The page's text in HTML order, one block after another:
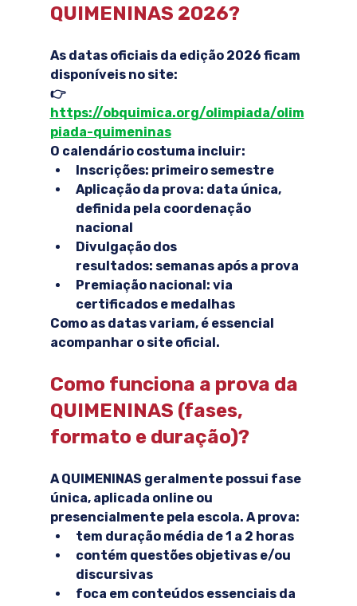
QUIMENINAS 2026?
As datas oficiais da edição 2026 ficam
disponíveis no site:
👉
https://obquimica.org/olimpiada/olim
piada-quimeninas
O calendário costuma incluir:
Inscrições: primeiro semestre
Aplicação da prova: data única,
definida pela coordenação
nacional
Divulgação dos
resultados: semanas após a prova
Premiação nacional: via
certificados e medalhas
Como as datas variam, é essencial
acompanhar o site oficial.
Como funciona a prova da
QUIMENINAS (fases,
formato e duração)?
A QUIMENINAS geralmente possui fase
única, aplicada online ou
presencialmente pela escola. A prova:
tem duração média de 1 a 2 horas
contém questões objetivas e/ou
discursivas
foca em conteúdos essenciais da